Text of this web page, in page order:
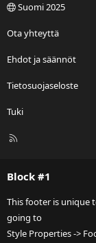
Suomi 2025
Ota yhteyttä
Ehdot ja säännöt
Tietosuojaseloste
Tuki
R
Block #1
This footer is unique
going to
Style Properties ->